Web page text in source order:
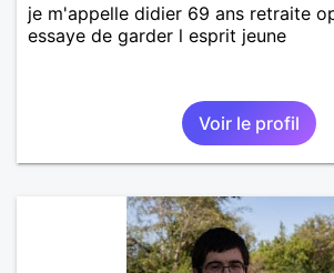
je m'appelle didier 69 ans retraite
essaye de garder l esprit jeune
Voir le profil